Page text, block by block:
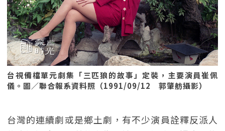
台視備檔單元劇集「三匹狼的故事」定裝，主要演員崔佩
儀。圖／聯合報系資料照（1991/09/12 郭肇舫攝影）
台灣的連續劇或是鄉土劇，有不少演員詮釋反派人